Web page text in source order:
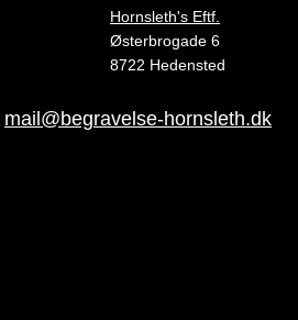
Hornsleth's Eftf.
Østerbrogade 6
8722 Hedensted
mail@begravelse-hornsleth.dk